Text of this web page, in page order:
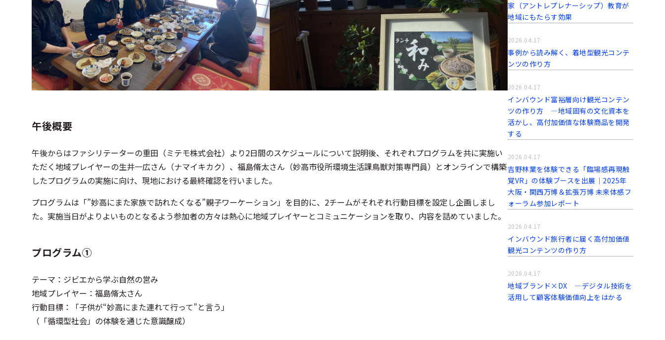
午後概要
午後からはファシリテーターの重田（ミテモ株式会社）より2日間のスケジュールについて説明後、それぞれプログラムを共に実施い
ただく地域プレイヤーの生井一広さん（ナマイキカク）、福島脩太さん（妙高市役所環境生活課鳥獣対策専門員）とオンラインで構築
したプログラムの実施に向け、現地における最終確認を行いました。
プログラムは「”妙高にまた家族で訪れたくなる​”親子ワーケーション」を目的に、2チームがそれぞれ行動目標を設定し企画しまし
た。実施当日がよりよいものとなるよう参加者の方々は熱心に地域プレイヤーとコミュニケーションを取り、内容を詰めていました。
プログラム①
テーマ：ジビエから学ぶ自然の営み
地域プレイヤー：福島脩太さん
行動目標：「子供が“妙高にまた連れて行って”と言う」
（「循環型社会」の体験を通じた意識醸成）
家（アントレプレナーシップ）教育が
地域にもたらす効果
事例から読み解く、着地型観光コンテ
ンツの作り方
2026.04.17
インバウンド富裕層向け観光コンテン
ツの作り方 ―地域固有の文化資本を
活かし、高付加価値な体験商品を開発
する
2026.04.17
吉野林業を体験できる「臨場感再現触
覚VR」の体験ブースを出展｜2025年
大阪・関西万博＆拡張万博 未来体感フ
ォーラム参加レポート
2026.04.17
インバウンド旅行者に届く高付加価値
観光コンテンツの作り方
2026.04.17
地域ブランド×DX ―デジタル技術を
活用して顧客体験価値向上をはかる
2026.04.17